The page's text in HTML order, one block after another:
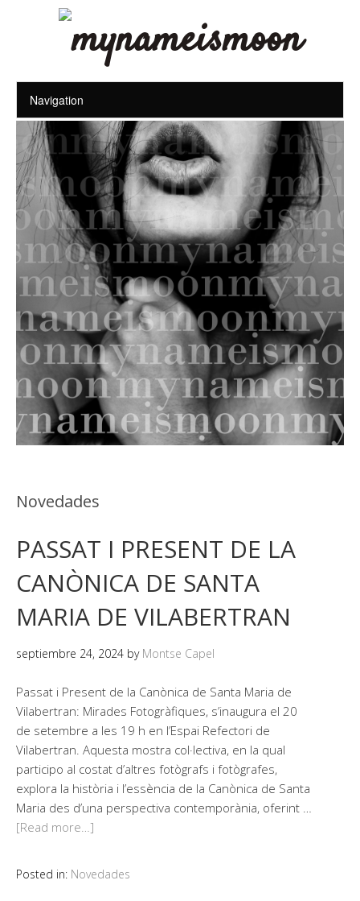
Novedades
PASSAT I PRESENT DE LA
CANÒNICA DE SANTA
MARIA DE VILABERTRAN
septiembre 24, 2024 by Montse Capel
Passat i Present de la Canònica de Santa Maria de
Vilabertran: Mirades Fotogràfiques, s’inaugura el 20
de setembre a les 19 h en l’Espai Refectori de
Vilabertran. Aquesta mostra col·lectiva, en la qual
participo al costat d’altres fotògrafs i fotògrafes,
explora la història i l’essència de la Canònica de Santa
Maria des d’una perspectiva contemporània, oferint …
[Read more…]
Posted in: Novedades